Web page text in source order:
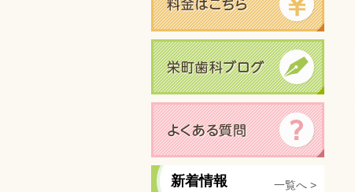
新着情報 一覧へ >